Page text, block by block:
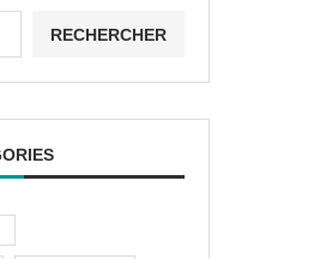
RECHERCHER